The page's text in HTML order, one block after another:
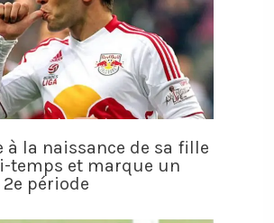
à la naissance de sa fille
temps et marque un
période